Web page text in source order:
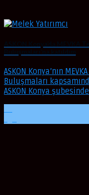
ASKON Konya’nın
Buluşmaları
ASKON Konya